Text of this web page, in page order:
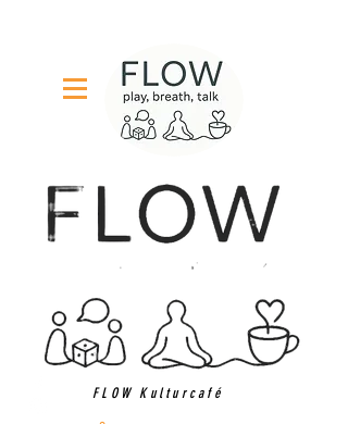
FLOW Kulturcafé